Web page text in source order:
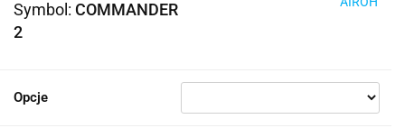
Symbol: COMMANDER
2
Opcje